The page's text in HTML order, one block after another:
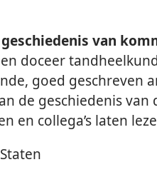
van
doceer
goed geschreven
de geschiedenis
en collega’s laten